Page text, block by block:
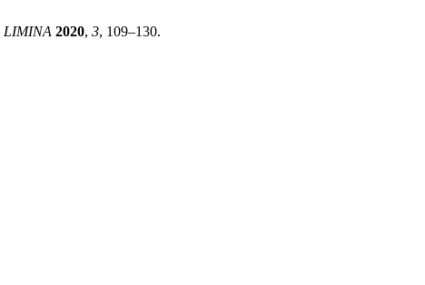
LIMINA 2020, 3, 109–130.